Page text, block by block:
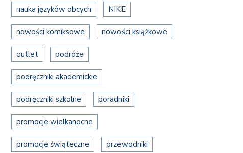
nauka języków obcych NIKE
nowości komiksowe nowości książkowe
outlet podróże
podręczniki akademickie
podręczniki szkolne poradniki
promocje wielkanocne
promocje świąteczne przewodniki